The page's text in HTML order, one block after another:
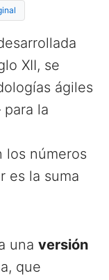
XII, se
ágiles
la
los números
es la suma
una versión
que